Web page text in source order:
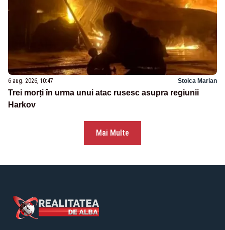
6 aug. 2026, 10:47 Stoica Marian
Trei morți în urma unui atac rusesc asupra regiunii
Harkov
Mai Multe